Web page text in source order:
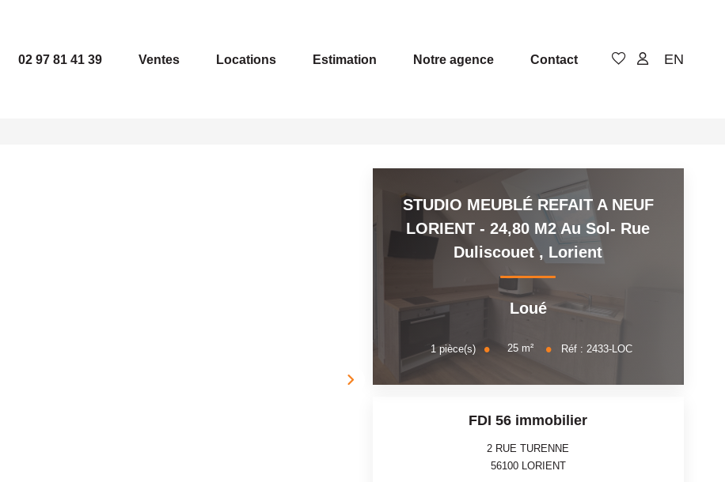
02 97 81 41 39 Ventes Locations Estimation Notre agence Contact EN
STUDIO MEUBLÉ REFAIT A NEUF
LORIENT - 24,80 M2 Au Sol- Rue
Duliscouet , Lorient
Loué
1pièce(s) 25 m² Réf : 2433-LOC
FDI 56 immobilier
2 RUE TURENNE
56100 LORIENT